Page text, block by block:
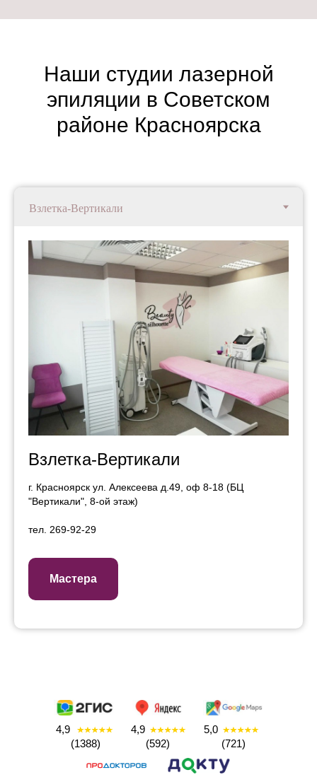
Наши студии лазерной
эпиляции в Советском
районе Красноярска
Взлетка-Вертикали
г. Красноярск ул. Алексеева д.49, оф 8-18 (БЦ
"Вертикали", 8-ой этаж)
тел. 269-92-29
Мастера
4,9
(1388)
(592) (721)
4,9 5,0